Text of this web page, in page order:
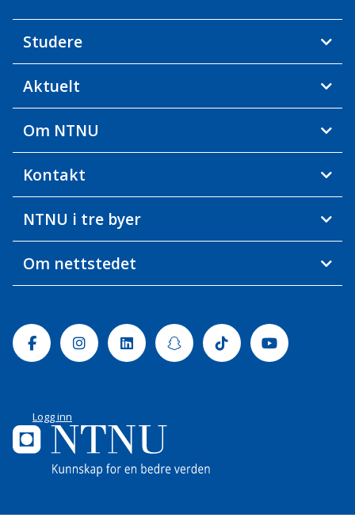
Studere
Aktuelt
Om NTNU
Kontakt
NTNU i tre byer
Om nettstedet
FacebookInstagramLinkedinSnapchatTiktok Youtube
Logg inn